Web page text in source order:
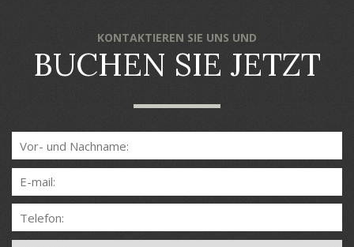
KONTAKTIEREN SIE UNS UND
BUCHEN SIE JETZT